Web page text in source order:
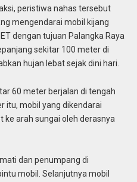
peristiwa nahas tersebut
mengendarai mobil kijang
dengan tujuan Palangka Raya
sekitar 100 meter di
hujan lebat sejak dini hari.
60 meter berjalan di tengah
itu, mobil yang dikendarai
arah sungai oleh derasnya
dan penumpang di
mobil. Selanjutnya mobil